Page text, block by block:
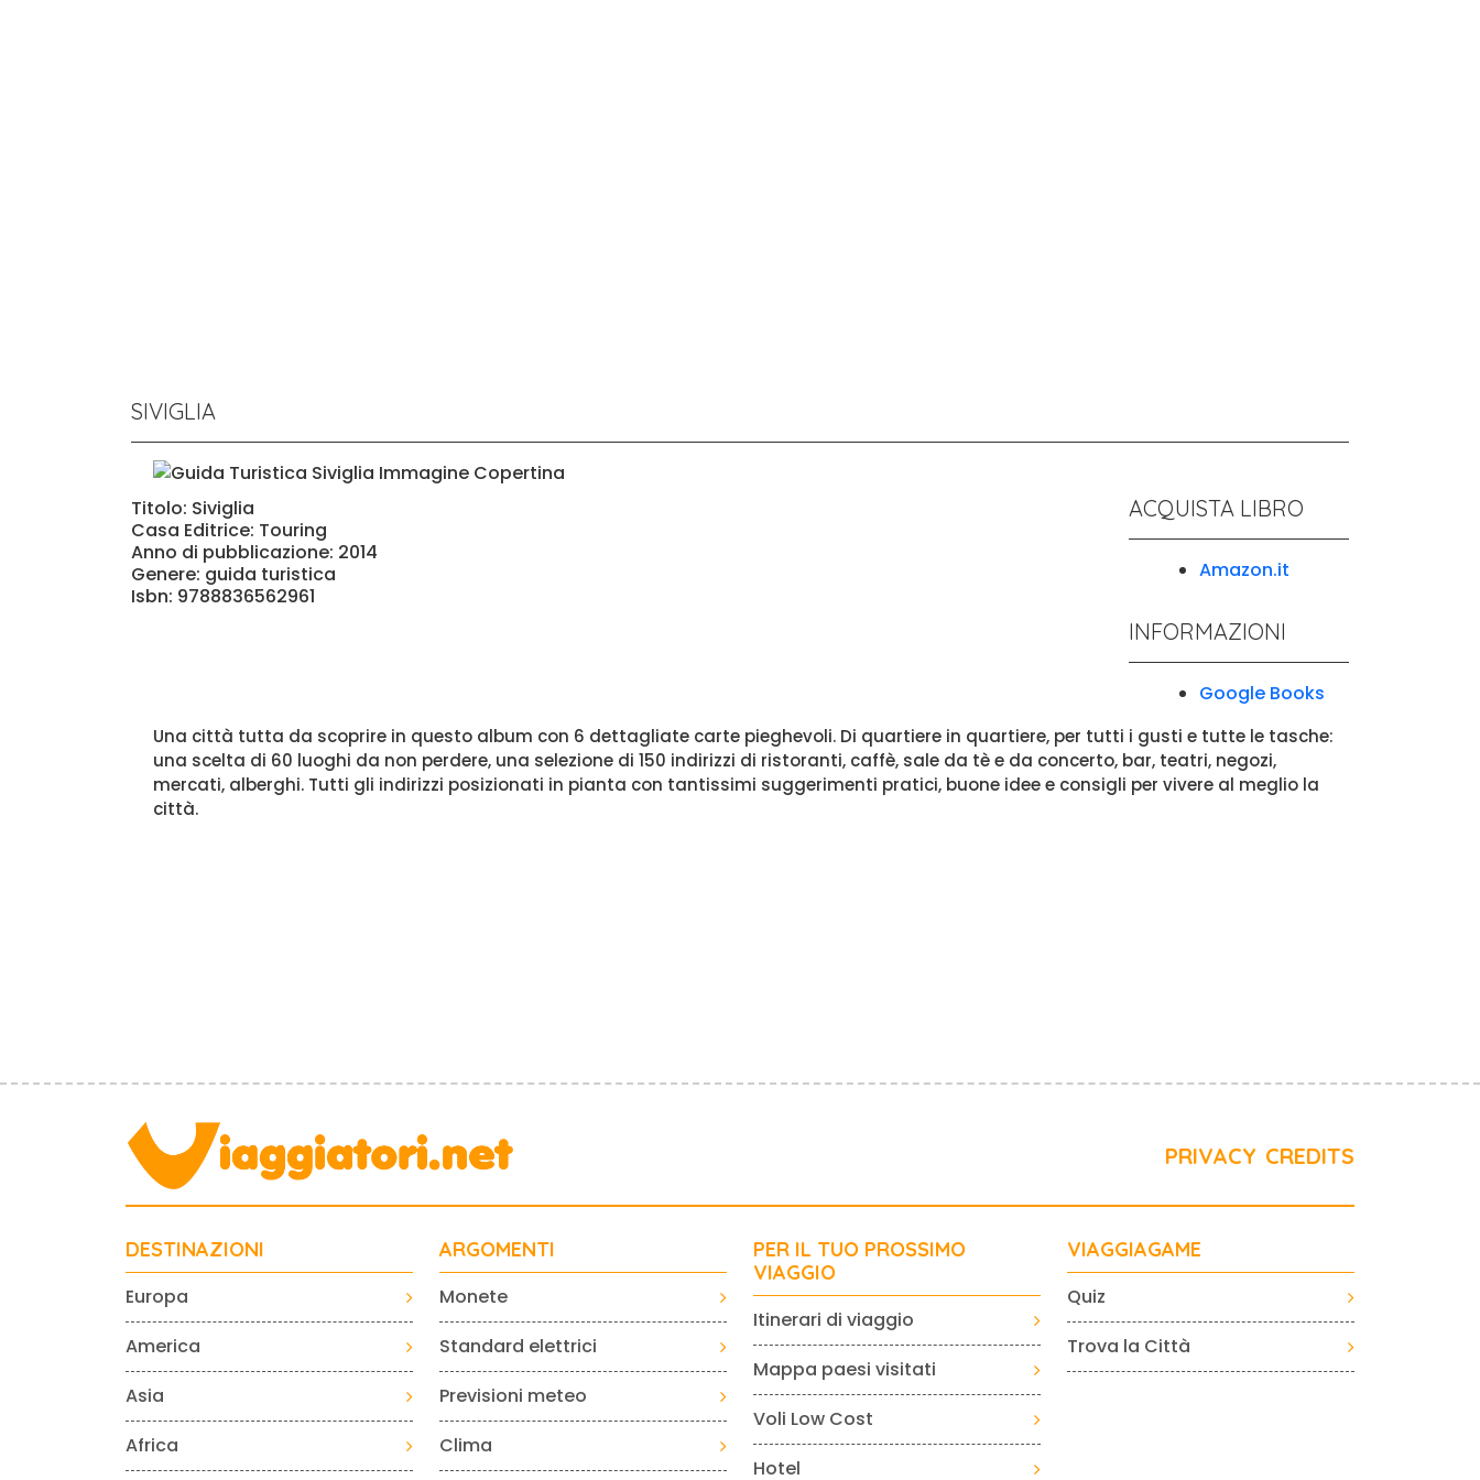
SIVIGLIA
ACQUISTA LIBRO
Amazon.it
INFORMAZIONI
Google Books
Titolo: Siviglia
Casa Editrice: Touring
Anno di pubblicazione: 2014
Genere: guida turistica
Isbn: 9788836562961
Una città tutta da scoprire in questo album con 6 dettagliate carte pieghevoli. Di quartiere in quartiere, per tutti i gusti e tutte le tasche:
una scelta di 60 luoghi da non perdere, una selezione di 150 indirizzi di ristoranti, caffè, sale da tè e da concerto, bar, teatri, negozi,
mercati, alberghi. Tutti gli indirizzi posizionati in pianta con tantissimi suggerimenti pratici, buone idee e consigli per vivere al meglio la
città.
PRIVACY CREDITS
DESTINAZIONI
Europa
America
Asia
Africa
ARGOMENTI
Monete
Standard elettrici
Previsioni meteo
Clima
PER IL TUO PROSSIMO
VIAGGIO
Itinerari di viaggio
Mappa paesi visitati
Voli Low Cost
Hotel
VIAGGIAGAME
Quiz
Trova la Città